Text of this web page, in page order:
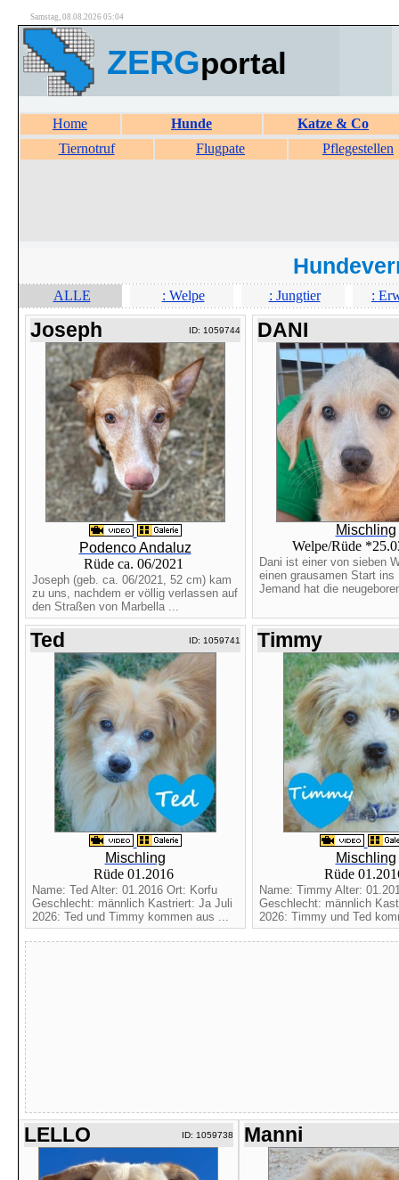
Samstag, 08.08.2026 05:04
ZERGportal
Home Hunde
Katze & Co
Tiernotruf
Flugpate Pflegestellen
ALLE : Welpe : Jungtier :
Joseph ID: 1059744
Podenco Andaluz
Rüde ca. 06/2021
Joseph (geb. ca. 06/2021, 52 cm) kam
zu uns, nachdem er völlig verlassen auf
den Straßen von Marbella ...
DANI
Mischling
Welpe/Rüde
Dani ist einer von sieben
einen grausamen Start ins
Jemand hat die
Ted ID: 1059741
Mischling
Rüde 01.2016
Name: Ted Alter: 01.2016 Ort: Korfu
Geschlecht: männlich Kastriert: Ja Juli
2026: Ted und Timmy kommen aus ...
Timmy
Mischling
Rüde
Name: Timmy Alter:
Geschlecht: männlich
2026: Timmy und Ted
LELLO ID: 1059738 Manni